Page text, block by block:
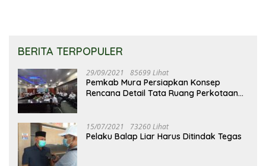
BERITA TERPOPULER
29/09/2021 85699 Lihat
Pemkab Mura Persiapkan Konsep
Rencana Detail Tata Ruang Perkotaan
15/07/2021 73260 Lihat
Pelaku Balap Liar Harus Ditindak Tegas